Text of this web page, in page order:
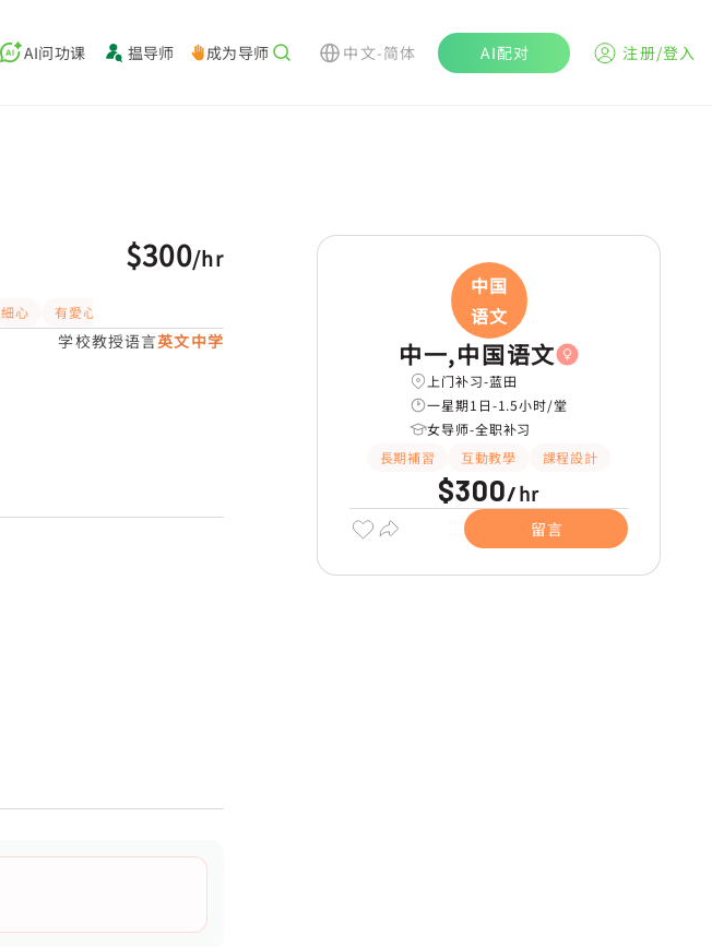
AI问功课 揾导师 成为导师 中文-简体 AI配对 注册/登入
細心 有愛心
$300/hr
学校教授语言英文中学
中国
语文
中一,中国语文
上门补习-蓝田
一星期1日-1.5小时/堂
女导师-全职补习
長期補習
互動教學 課程設計
$300/hr
留言